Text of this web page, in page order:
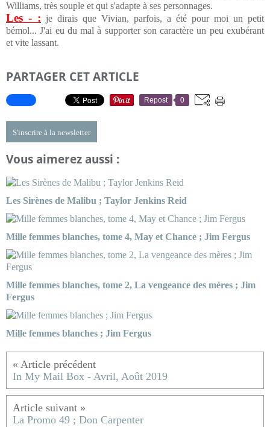
Williams, très souple et qui s'adapte à ses personnages.
Les - : je dirais que Vivian, parfois, a été pour moi un petit
bémol... J'ai eu du mal à supporter son caractère un peu exubérant
et vite lassant.
PARTAGER CET ARTICLE
Repost 0
S'inscrire à la newsletter
Vous aimerez aussi :
Les Sirènes de Malibu ; Taylor Jenkins Reid
Mille femmes blanches, tome 4, May et Chance ; Jim Fergus
Mille femmes blanches, tome 2, La vengeance des mères ; Jim
Fergus
Mille femmes blanches ; Jim Fergus
In My Mail Box - Avril, Août 2019
La Promo 49 ; Don Carpenter